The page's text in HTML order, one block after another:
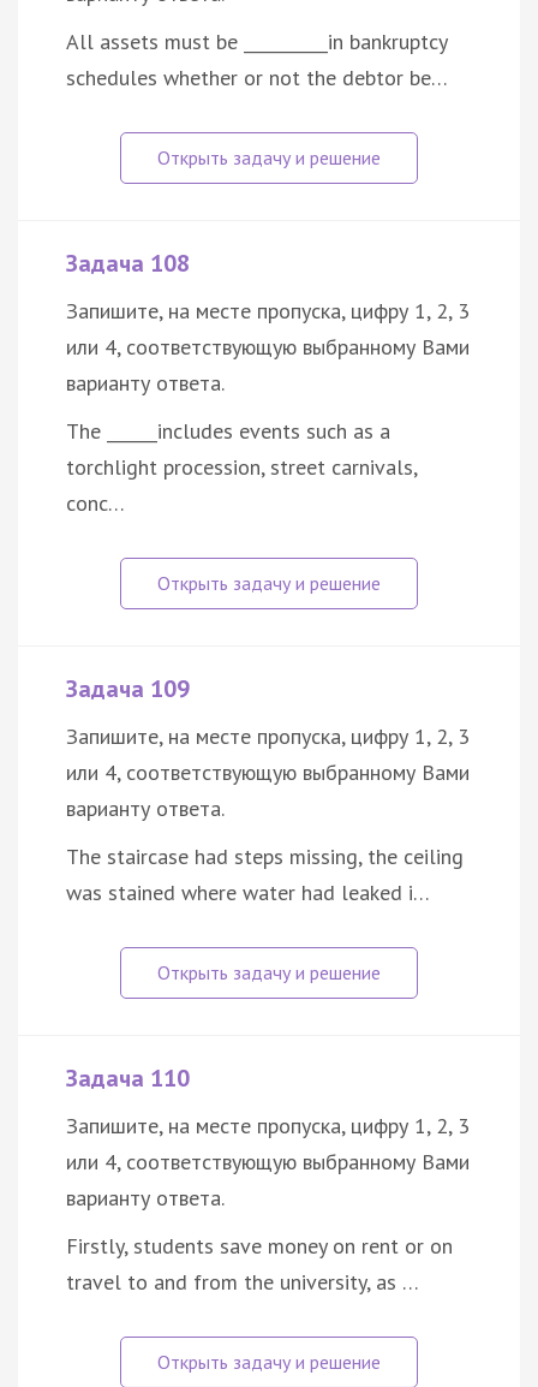
All assets must be __________in bankruptcy
schedules whether or not the debtor be…
Задача 108
Запишите, на месте пропуска, цифру 1, 2, 3
или 4, соответствующую выбранному Вами
варианту ответа.
The ______includes events such as a
torchlight procession, street carnivals,
conc…
Задача 109
Запишите, на месте пропуска, цифру 1, 2, 3
или 4, соответствующую выбранному Вами
варианту ответа.
The staircase had steps missing, the ceiling
was stained where water had leaked i…
Задача 110
Запишите, на месте пропуска, цифру 1, 2, 3
или 4, соответствующую выбранному Вами
варианту ответа.
Firstly, students save money on rent or on
travel to and from the university, as …